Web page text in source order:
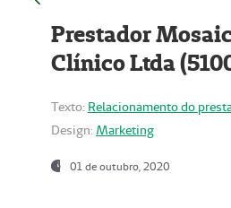
Prestador
Clínico Ltda
Texto: Relacionamento do
Design: Marketing
01 de outubro, 2020